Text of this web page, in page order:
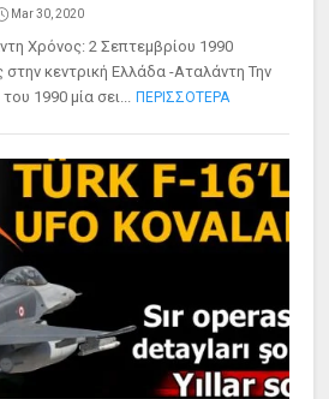
Mar 30, 2020
Χρόνος: 2 Σεπτεμβρίου 1990
κεντρική Ελλάδα -Αταλάντη Την
1990 μία σει... ΠΕΡΙΣΣΟΤΕΡΑ